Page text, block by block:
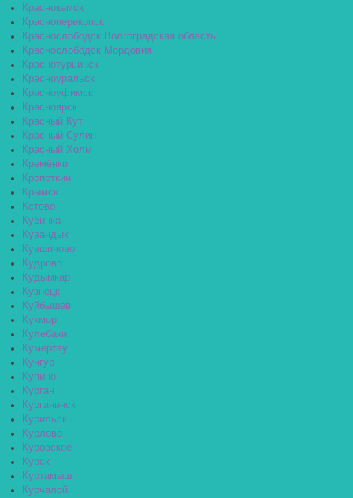
Краснокамск
Красноперекопск
Краснослободск Волгоградская область
Краснослободск Мордовия
Краснотурьинск
Красноуральск
Красноуфимск
Красноярск
Красный Кут
Красный Сулин
Красный Холм
Кремёнки
Кропоткин
Крымск
Кстово
Кубинка
Кувандык
Кувшиново
Кудрово
Кудымкар
Кузнецк
Куйбышев
Кукмор
Кулебаки
Кумертау
Кунгур
Купино
Курган
Курганинск
Курильск
Курлово
Куровское
Курск
Куртамыш
Курчалой